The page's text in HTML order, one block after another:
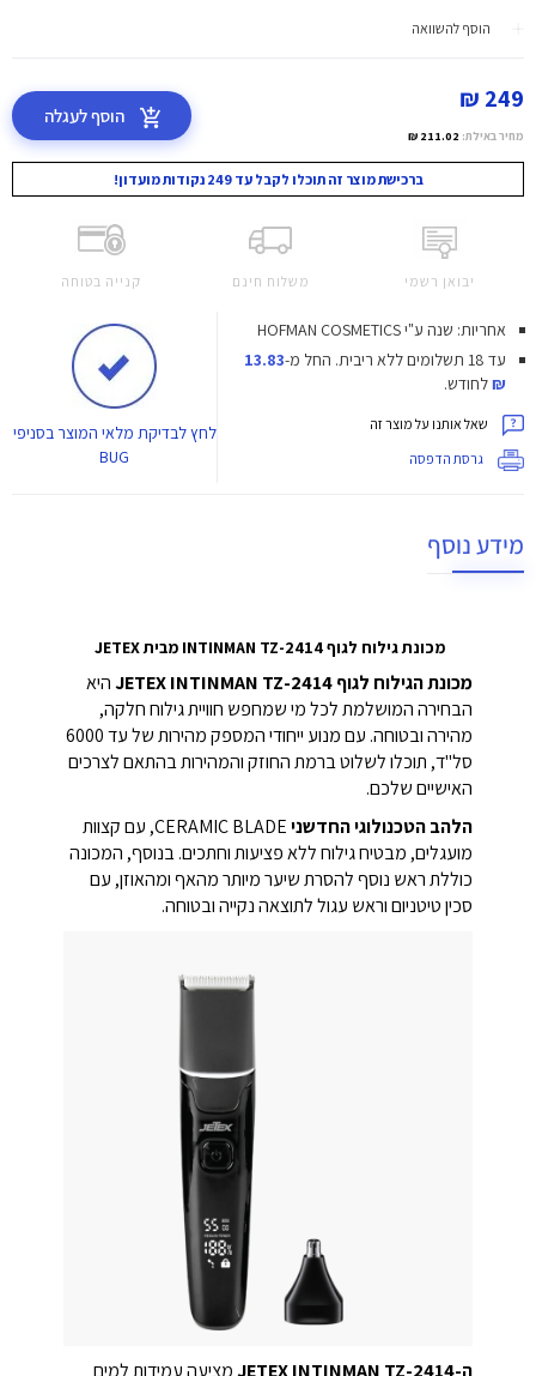
הוסף להשוואה
249 ₪
מחיר באילת: 211.02 ₪
הוסף לעגלה
ברכישת מוצר זה תוכלו לקבל עד 249 נקודות מועדון!
יבואן רשמי משלוח חינם קנייה בטוחה
אחריות: שנה ע"י HOFMAN COSMETICS
עד 18 תשלומים ללא ריבית.
החל מ-13.83
₪לחודש.
שאל אותנו על מוצר זה
גרסת הדפסה
לחץלבדיקת מלאי המוצר בסניפי
BUG
מידע נוסף
מכונת גילוח לגוף INTINMAN TZ-2414 מבית JETEX
מכונת הגילוח לגוף JETEX INTINMAN TZ-2414
היא
הבחירה המושלמת לכל מי שמחפש חוויית גילוח חלקה,
מהירה ובטוחה. עם מנוע ייחודי המספק מהירות של עד 6000
סל"ד, תוכלו לשלוט ברמת החוזק והמהירות בהתאם לצרכים
האישיים שלכם.
הלהב הטכנולוגי החדשני
CERAMIC BLADE, עם קצוות
מועגלים, מבטיח גילוח ללא פציעות וחתכים. בנוסף, המכונה
כוללת ראש נוסף להסרת שיער מיותר מהאף ומהאוזן, עם
סכין טיטניום וראש עגול לתוצאה נקייה ובטוחה.